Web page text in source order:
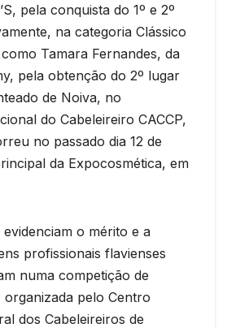
pela conquista do 1º e 2º
na categoria Clássico
Tamara Fernandes, da
pela obtenção do 2º lugar
de Noiva, no
do Cabeleireiro CACCP,
no passado dia 12 de
da Expocosmética, em
o mérito e a
profissionais flavienses
numa competição de
pelo Centro
dos Cabeleireiros de